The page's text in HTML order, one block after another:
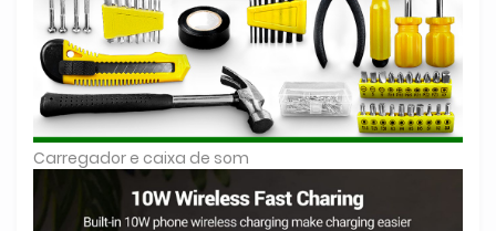
Carregador e caixa de som